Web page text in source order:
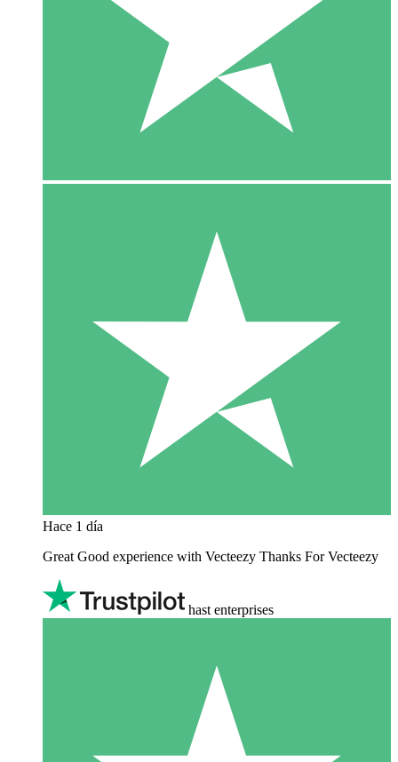
Hace 1 día
Great Good experience with Vecteezy Thanks For Vecteezy
hast enterprises